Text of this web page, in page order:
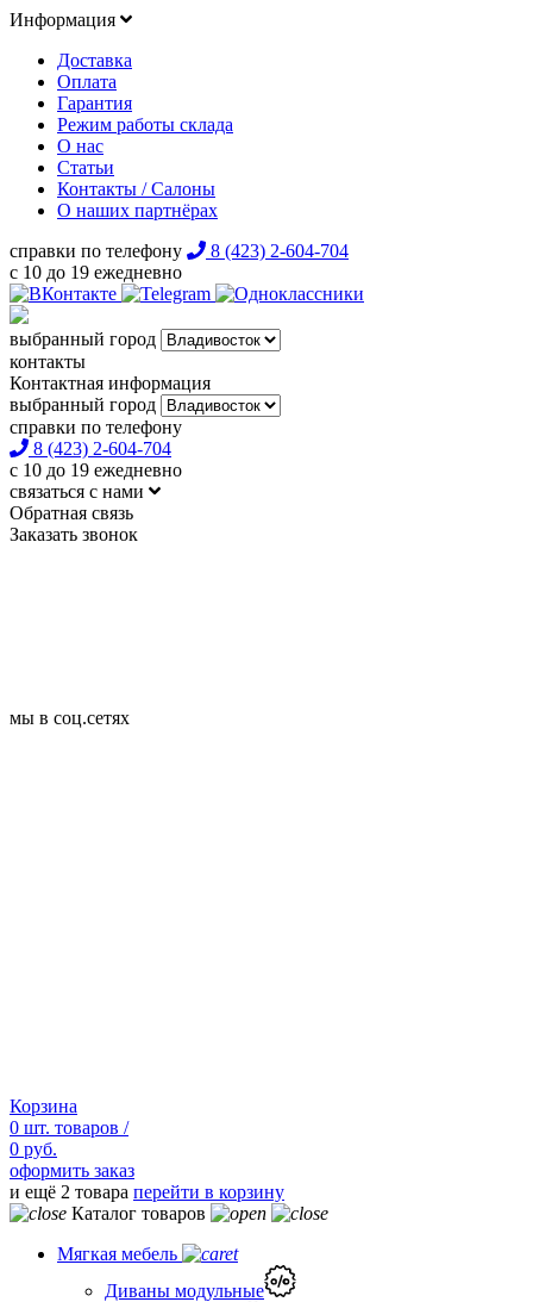
Информация
Доставка
Оплата
Гарантия
Режим работы склада
О нас
Статьи
Контакты / Салоны
О наших партнёрах
справки по телефону
8 (423) 2-604-704
с 10 до 19 ежедневно
выбранный город
контакты
Контактная информация
выбранный город
справки по телефону
8 (423) 2-604-704
с 10 до 19 ежедневно
связаться с нами
Обратная связь
Заказать звонок
мы в соц.сетях
Корзина
0 шт. товаров /
0 руб.
оформить заказ
и ещё 2 товара перейти в корзину
Каталог товаров
Мягкая мебель
Диваны модульные